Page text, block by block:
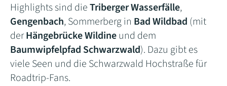
Highlights sind dieTriberger Wasserfälle,
Gengenbach, Sommerberg in Bad Wildbad (mit
derHängebrücke Wildineund dem
Baumwipfelpfad Schwarzwald). Dazu gibt es
viele Seen und die Schwarzwald Hochstraße für
Roadtrip-Fans.